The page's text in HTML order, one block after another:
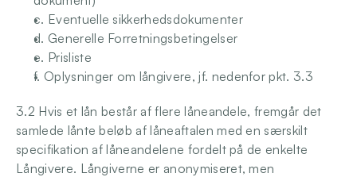
c. Eventuelle sikkerhedsdokumenter
d. Generelle Forretningsbetingelser
e. Prisliste
f. Oplysninger om långivere, jf. nedenfor pkt. 3.3
3.2 Hvis et lån består af flere låneandele, fremgår det
samlede lånte beløb af låneaftalen med en særskilt
specifikation af låneandelene fordelt på de enkelte
Långivere. Långiverne er anonymiseret, men